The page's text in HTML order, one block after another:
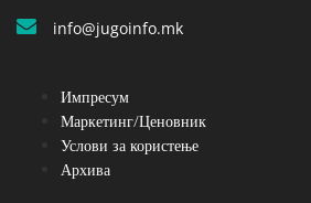
info@jugoinfo.mk
Импресум
Маркетинг/Ценовник
Услови за користење
Архива